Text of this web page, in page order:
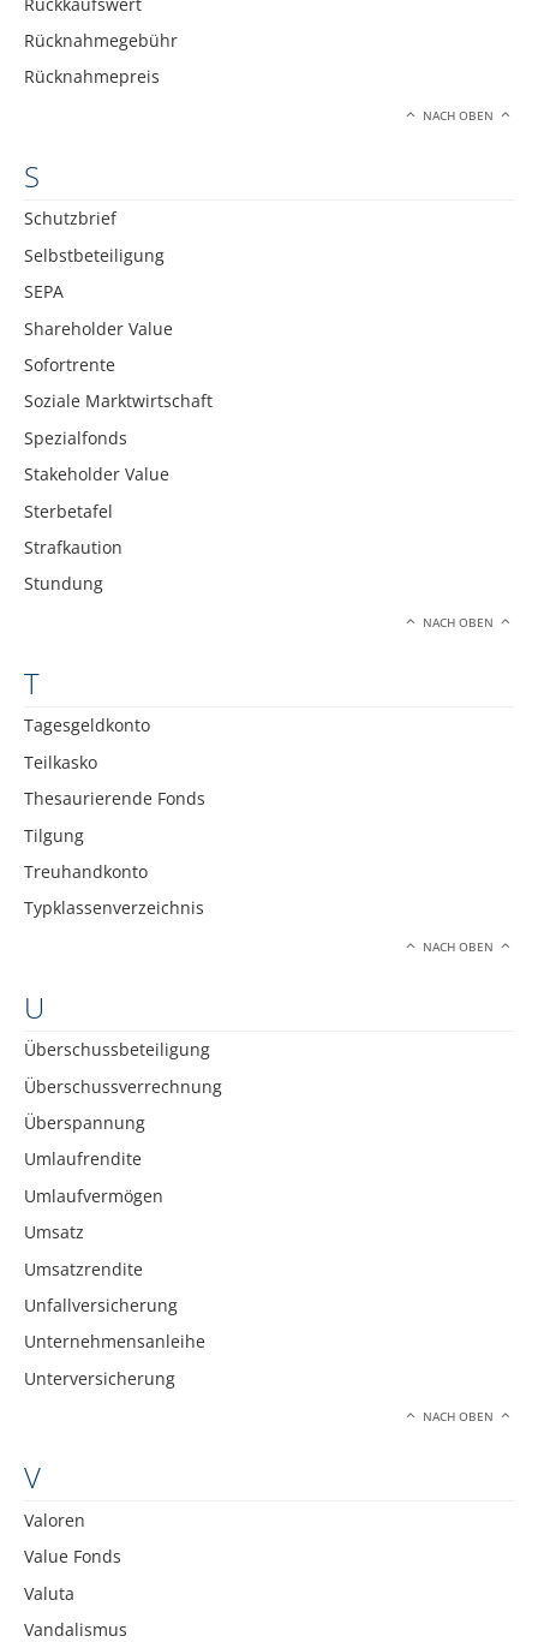
Rücknahmegebühr
Rücknahmepreis
NACH OBEN
S
Schutzbrief
Selbstbeteiligung
SEPA
Shareholder Value
Sofortrente
Soziale Marktwirtschaft
Spezialfonds
Stakeholder Value
Sterbetafel
Strafkaution
Stundung
NACH OBEN
T
Tagesgeldkonto
Teilkasko
Thesaurierende Fonds
Tilgung
Treuhandkonto
Typklassenverzeichnis
NACH OBEN
U
Überschussbeteiligung
Überschussverrechnung
Überspannung
Umlaufrendite
Umlaufvermögen
Umsatz
Umsatzrendite
Unfallversicherung
Unternehmensanleihe
Unterversicherung
NACH OBEN
V
Valoren
Value Fonds
Valuta
Vandalismus